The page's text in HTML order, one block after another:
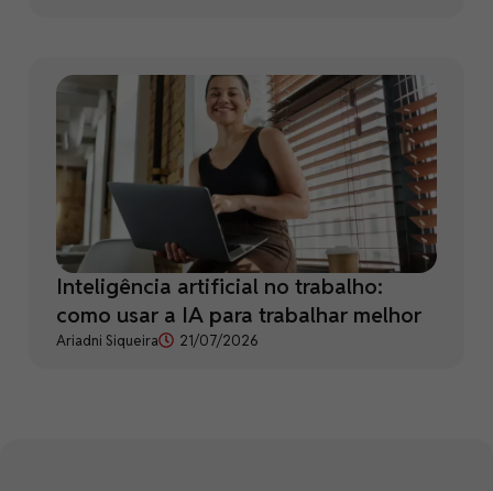
Inteligência artificial no trabalho:
como usar a IA para trabalhar melhor
Ariadni Siqueira 21/07/2026